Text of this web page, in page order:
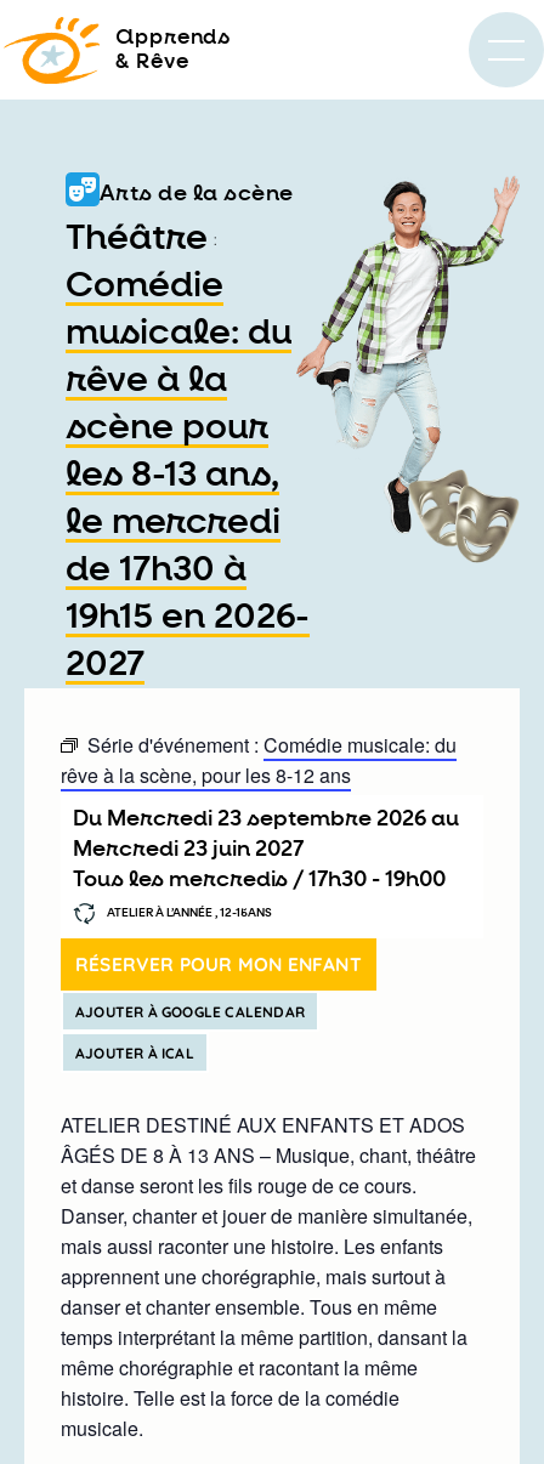
apprends
& Rêve
Arts de la scène
Théâtre :
Comédie
musicale: du
rêve à la
scène pour
les 8-13 ans,
le mercredi
de 17h30 à
19h15 en 2026-
2027
Série d'événement : Comédie musicale: du
rêve à la scène, pour les 8-12 ans
Du mercredi 23 septembre 2026au
mercredi 23 juin 2027
Tous les mercredis / 17h30 - 19h00
ATELIER À L’ANNÉE , 12-15ANS
RÉSERVER POUR MON ENFANT
AJOUTER À GOOGLE CALENDAR
AJOUTER À ICAL
ATELIER DESTINÉ AUX ENFANTS ET ADOS
ÂGÉS DE 8 À 13 ANS – Musique, chant, théâtre
et danse seront les fils rouge de ce cours.
Danser, chanter et jouer de manière simultanée,
mais aussi raconter une histoire. Les enfants
apprennent une chorégraphie, mais surtout à
danser et chanter ensemble. Tous en même
temps interprétant la même partition, dansant la
même chorégraphie et racontant la même
histoire. Telle est la force de la comédie
musicale.